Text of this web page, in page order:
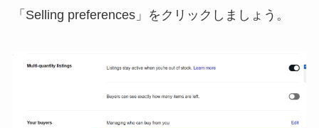
「Selling preferences」をクリックしましょう。